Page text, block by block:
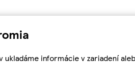
ukladáme informácie v zariadení